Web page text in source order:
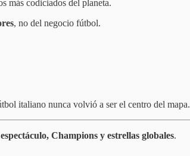
más codiciados del planeta.
, no del negocio fútbol.
italiano nunca volvió a ser el centro del mapa.
Champions y estrellas globales.